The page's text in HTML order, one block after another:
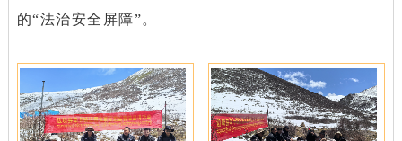
的“法治安全屏障”。